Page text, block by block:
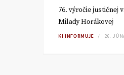
76. výročie justičnej
Milady Horákovej
KI INFORMUJE 26.